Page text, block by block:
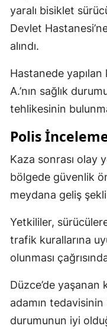
yaralı bisiklet
Devlet
alındı.
Hastanede
A.’nın sağlık
tehlikesinin
Polis
Kaza sonrası olay
bölgede güvenlik
meydana geliş
Yetkililer,
trafik kurallarına
olunması
Düzce’de yaşanan
adamın
durumunun iyi